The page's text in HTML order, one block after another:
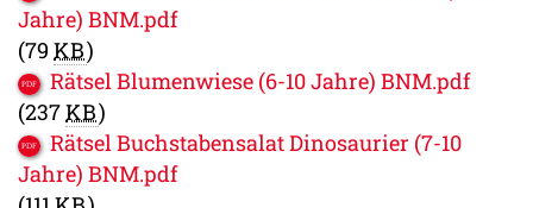
Jahre) BNM.pdf
(79 KB)
Rätsel Blumenwiese (6-10 Jahre) BNM.pdf
(237KB)
Rätsel Buchstabensalat Dinosaurier (7-10
Jahre) BNM.pdf